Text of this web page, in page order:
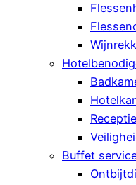
Receptie
Buffet